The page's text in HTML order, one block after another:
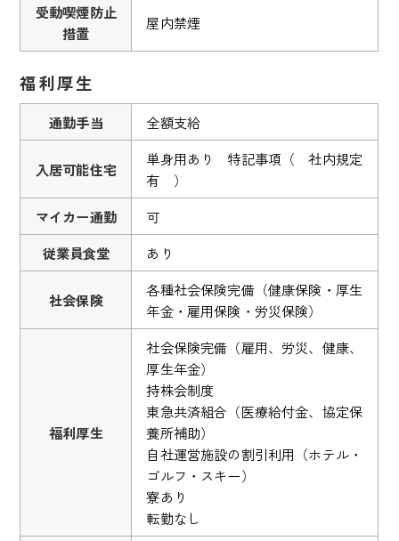
受動喫煙防止
措置
屋内禁煙
福利厚生
通勤手当 全額支給
入居可能住宅
単身用あり 特記事項（ 社内規定
有 ）
マイカー通勤
可
従業員食堂
あり
社会保険
各種社会保険完備（健康保険・厚生
年金・雇用保険・労災保険）
福利厚生
社会保険完備（雇用、労災、健康、
厚生年金）
持株会制度
東急共済組合（医療給付金、協定保
養所補助）
自社運営施設の割引利用（ホテル・
ゴルフ・スキー）
寮あり
転勤なし